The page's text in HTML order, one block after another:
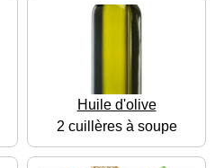
Huile d'olive
2 cuillères à soupe